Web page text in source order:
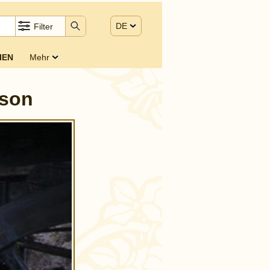
Filter DE
Mehr